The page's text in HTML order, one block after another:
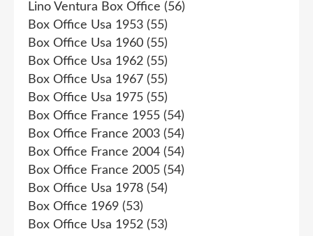
Lino Ventura Box Office (56)
Box Office Usa 1953 (55)
Box Office Usa 1960 (55)
Box Office Usa 1962 (55)
Box Office Usa 1967 (55)
Box Office Usa 1975 (55)
Box Office France 1955 (54)
Box Office France 2003 (54)
Box Office France 2004 (54)
Box Office France 2005 (54)
Box Office Usa 1978 (54)
Box Office 1969 (53)
Box Office Usa 1952 (53)